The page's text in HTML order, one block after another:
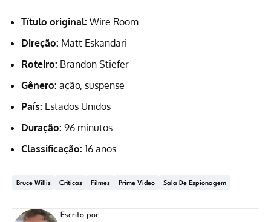
Título original: Wire Room
Direção: Matt Eskandari
Roteiro: Brandon Stiefer
Gênero: ação, suspense
País: Estados Unidos
Duração: 96 minutos
Classificação: 16 anos
Bruce Willis Críticas Filmes Prime Video Sala De Espionagem
Escrito por